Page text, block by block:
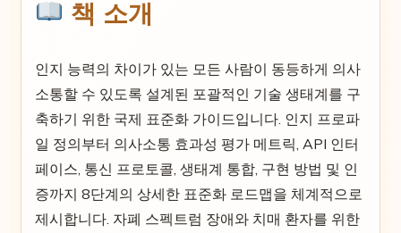
책 소개
인지 능력의 차이가 있는 모든 사람이 동등하게 의사
소통할 수 있도록 설계된 포괄적인 기술 생태계를 구
축하기 위한 국제 표준화 가이드입니다. 인지 프로파
일 정의부터 의사소통 효과성 평가 메트릭, API 인터
페이스, 통신 프로토콜, 생태계 통합, 구현 방법 및 인
증까지 8단계의 상세한 표준화 로드맵을 체계적으로
제시합니다. 자폐 스펙트럼 장애와 치매 환자를 위한